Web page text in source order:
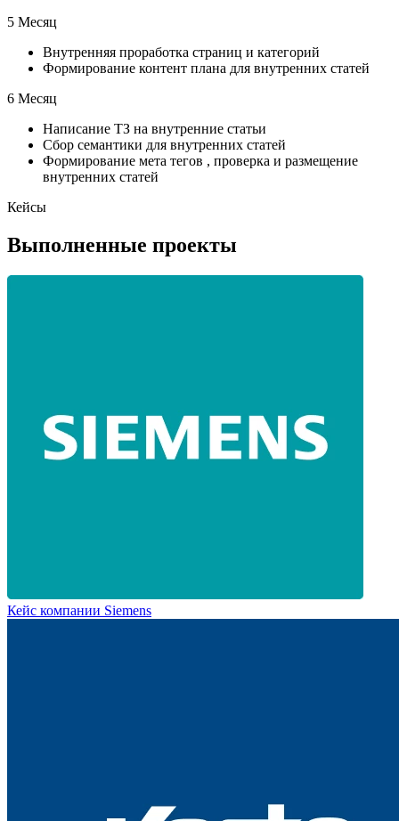
5 Месяц
Внутренняя проработка страниц и категорий
Формирование контент плана для внутренних статей
6 Месяц
Написание ТЗ на внутренние статьи
Сбор семантики для внутренних статей
Формирование мета тегов , проверка и размещение
внутренних статей
Кейсы
Выполненные проекты
Кейс компании Siemens